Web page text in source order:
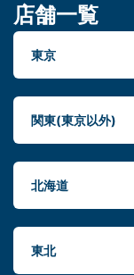
店舗一覧
東京
関東(東京以外)
北海道
東北